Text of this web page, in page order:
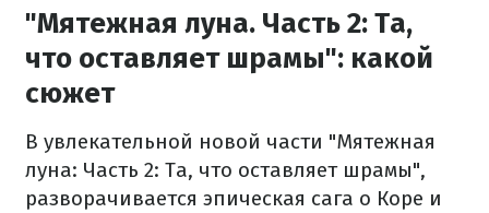
"Мятежная луна. Часть 2: Та,
что оставляет шрамы": какой
сюжет
В увлекательной новой части "Мятежная
луна: Часть 2: Та, что оставляет шрамы",
разворачивается эпическая сага о Коре и